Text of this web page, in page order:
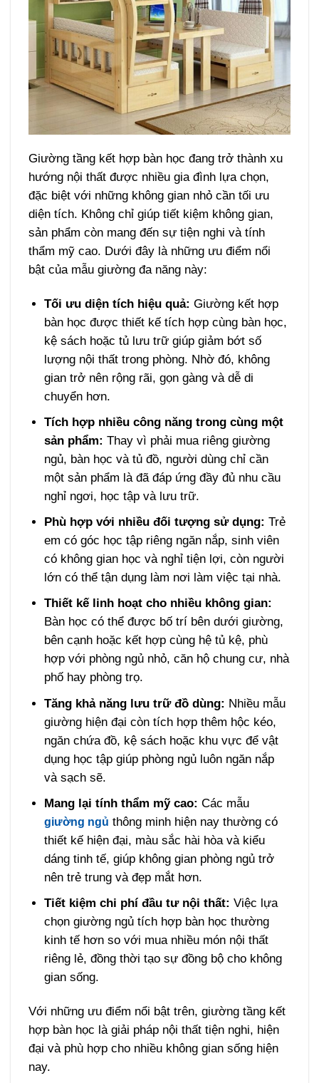
Giường tầng kết hợp bàn học đang trở thành xu
hướng nội thất được nhiều gia đình lựa chọn,
đặc biệt với những không gian nhỏ cần tối ưu
diện tích. Không chỉ giúp tiết kiệm không gian,
sản phẩm còn mang đến sự tiện nghi và tính
thẩm mỹ cao. Dưới đây là những ưu điểm nổi
bật của mẫu giường đa năng này:
Tối ưu diện tích hiệu quả:Giường kết hợp
bàn học được thiết kế tích hợp cùng bàn học,
kệ sách hoặc tủ lưu trữ giúp giảm bớt số
lượng nội thất trong phòng. Nhờ đó, không
gian trở nên rộng rãi, gọn gàng và dễ di
chuyển hơn.
Tích hợp nhiều công năng trong cùng một
sản phẩm:Thay vì phải mua riêng giường
ngủ, bàn học và tủ đồ, người dùng chỉ cần
một sản phẩm là đã đáp ứng đầy đủ nhu cầu
nghỉ ngơi, học tập và lưu trữ.
Phù hợp với nhiều đối tượng sử dụng:Trẻ
em có góc học tập riêng ngăn nắp, sinh viên
có không gian học và nghỉ tiện lợi, còn người
lớn có thể tận dụng làm nơi làm việc tại nhà.
Thiết kế linh hoạt cho nhiều không gian:
Bàn học có thể được bố trí bên dưới giường,
bên cạnh hoặc kết hợp cùng hệ tủ kệ, phù
hợp với phòng ngủ nhỏ, căn hộ chung cư, nhà
phố hay phòng trọ.
Tăng khả năng lưu trữ đồ dùng: Nhiều mẫu
giường hiện đại còn tích hợp thêm hộc kéo,
ngăn chứa đồ, kệ sách hoặc khu vực để vật
dụng học tập giúp phòng ngủ luôn ngăn nắp
và sạch sẽ.
Mang lại tính thẩm mỹ cao:Các mẫu
giường ngủ thông minh hiện nay thường có
thiết kế hiện đại, màu sắc hài hòa và kiểu
dáng tinh tế, giúp không gian phòng ngủ trở
nên trẻ trung và đẹp mắt hơn.
Tiết kiệm chi phí đầu tư nội thất:Việc lựa
chọn giường ngủ tích hợp bàn học thường
kinh tế hơn so với mua nhiều món nội thất
riêng lẻ, đồng thời tạo sự đồng bộ cho không
gian sống.
Với những ưu điểm nổi bật trên, giường tầng kết
hợp bàn học là giải pháp nội thất tiện nghi, hiện
đại và phù hợp cho nhiều không gian sống hiện
nay.